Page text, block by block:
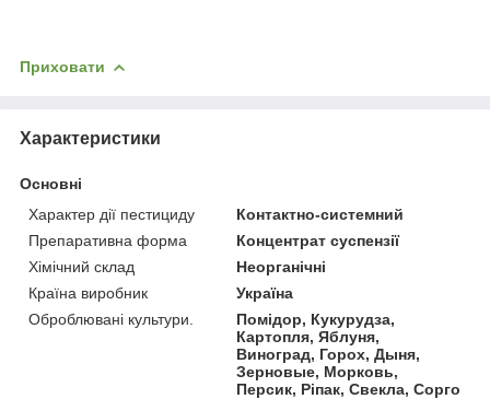
Приховати
Характеристики
Основні
Характер дії пестициду
Контактно-системний
Препаративна форма
Концентрат суспензії
Хімічний склад
Неорганічні
Країна виробник
Україна
Оброблювані культури.
Помідор, Кукурудза,
Картопля, Яблуня,
Виноград, Горох, Дыня,
Зерновые, Морковь,
Персик, Ріпак, Свекла, Сорго